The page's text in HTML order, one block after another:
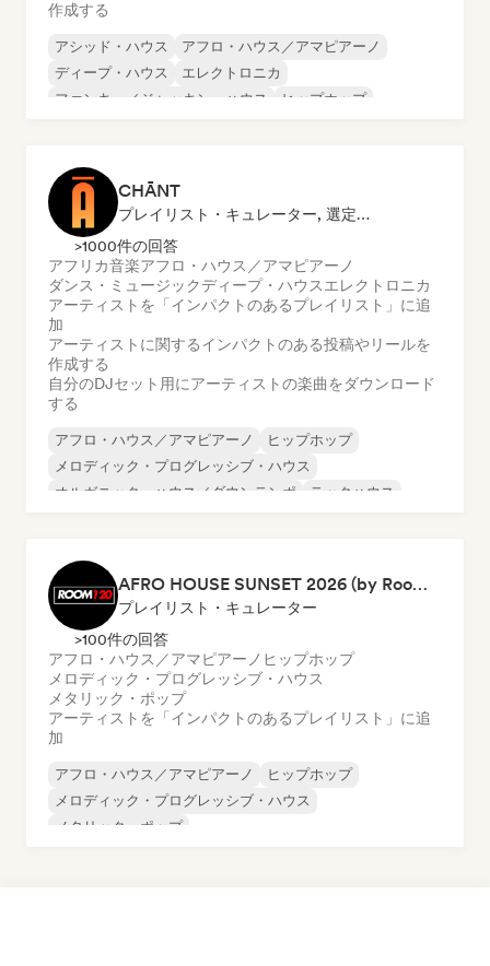
作成する
アシッド・ハウス
アフロ・ハウス／アマピアーノ
ディープ・ハウス
エレクトロニカ
ファンキー／ジャッキン・ハウス
ヒップホップ
CHĀNT
プレイリスト・キュレーター, 選定DJ, ソーシャルメディアインフルエンサー
>1000件の回答
アフリカ音楽アフロ・ハウス／アマピアーノ
ダンス・ミュージックディープ・ハウスエレクトロニカ
アーティストを「インパクトのあるプレイリスト」に追
加
アーティストに関するインパクトのある投稿やリールを
作成する
自分のDJセット用にアーティストの楽曲をダウンロード
する
アフロ・ハウス／アマピアーノ
ヒップホップ
メロディック・プログレッシブ・ハウス
オルガニック・ハウス／ダウンテンポ
テックハウス
AFRO HOUSE SUNSET 2026 (by Room 120)
プレイリスト・キュレーター
>100件の回答
アフロ・ハウス／アマピアーノ ヒップホップ
メロディック・プログレッシブ・ハウス
メタリック・ポップ
アーティストを「インパクトのあるプレイリスト」に追
加
アフロ・ハウス／アマピアーノ
ヒップホップ
メロディック・プログレッシブ・ハウス
メタリック・ポップ